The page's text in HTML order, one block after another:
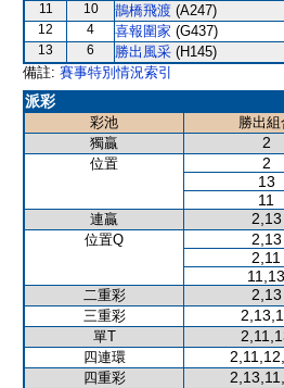
11
10 鵲橋飛渡 (A247)
12
4 喜報圍家 (G437)
13
6 勝出風采 (H145)
備註: 賽事特別情況索引
派彩
彩池 勝出組
獨贏
2
位置 2
13
11
連贏 2,13
位置Q 2,13
2,11
11,13
二重彩 2,13
三重彩
單T
四連環
四重彩